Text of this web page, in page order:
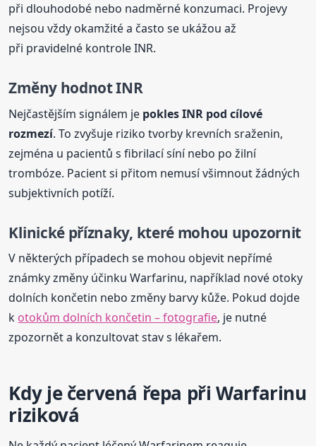
při dlouhodobé nebo nadměrné konzumaci. Projevy
nejsou vždy okamžité a často se ukážou až
při pravidelné kontrole INR.
Změny hodnot INR
Nejčastějším signálem je pokles INR pod cílové
rozmezí. To zvyšuje riziko tvorby krevních sraženin,
zejména u pacientů s fibrilací síní nebo po žilní
trombóze. Pacient si přitom nemusí všimnout žádných
subjektivních potíží.
Klinické příznaky, které mohou upozornit
V některých případech se mohou objevit nepřímé
známky změny účinku Warfarinu, například nové otoky
dolních končetin nebo změny barvy kůže. Pokud dojde
k otokům dolních končetin – fotografie, je nutné
zpozornět a konzultovat stav s lékařem.
Kdy je červená řepa při Warfarinu
riziková